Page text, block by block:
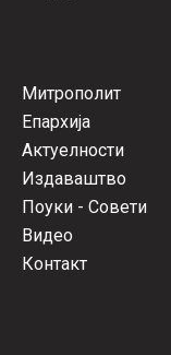
Митрополит
Епархија
Актуелности
Издаваштво
Поуки - Совети
Видео
Контакт